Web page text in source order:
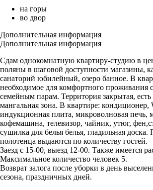
на горы
во двор
Дополнительная информация
Дополнительная информация
Сдам однокомнатную квартиру-студию в
поляны в шаговой доступности магазины,
санаторий юбилейный, озеро банное. В
необходимое для комфортного проживания
семейным парам. Территория закрытая, есть
мангальная зона. В квартире:
индукционная плита, микроволновая печь,
кофемашина, телевизор, чайник, утюг,
сушилка для белья белья, гладильная доска.
полотенца выдаются по количеству гостей.
Заезд с 15-00, выезд 12-00. Также имеется
Максимальное количество человек 5.
Возврат залога после уборки в день
сезона, праздничных дней.